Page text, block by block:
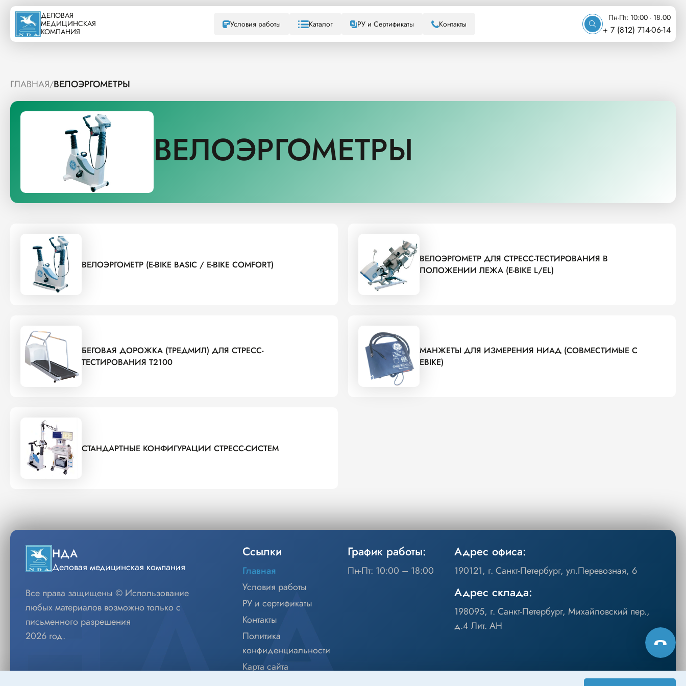
ДЕЛОВАЯ
МЕДИЦИНСКАЯ
КОМПАНИЯ
Условия работы Каталог РУ и Сертификаты Контакты
Пн-Пт: 10:00 - 18.00
+ 7 (812) 714-06-14
ГЛАВНАЯ/ВЕЛОЭРГОМЕТРЫ
ВЕЛОЭРГОМЕТРЫ
ВЕЛОЭРГОМЕТР (E-BIKE BASIC / E-BIKE COMFORT)
ВЕЛОЭРГОМЕТР ДЛЯ СТРЕСС-ТЕСТИРОВАНИЯ В
ПОЛОЖЕНИИ ЛЕЖА (E-BIKE L/EL)
БЕГОВАЯ ДОРОЖКА (ТРЕДМИЛ) ДЛЯ СТРЕСС-
ТЕСТИРОВАНИЯ T2100
МАНЖЕТЫ ДЛЯ ИЗМЕРЕНИЯ НИАД (СОВМЕСТИМЫЕ С
EBIKE)
СТАНДАРТНЫЕ КОНФИГУРАЦИИ СТРЕСС-СИСТЕМ
НДА
Деловая медицинская компания
Все права защищены © Использование
любых материалов возможно только с
письменного разрешения
2026 год.
Ссылки
Главная
Условия работы
РУ и сертификаты
Контакты
Политика
конфиденциальности
Карта сайта
График работы:
Пн-Пт: 10:00 – 18:00
Адрес офиса:
190121, г. Санкт-Петербург, ул.Перевозная, 6
Адрес склада:
198095, г. Санкт-Петербург, Михайловский пер.,
д.4 Лит. АН